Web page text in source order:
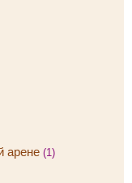
арене (1)